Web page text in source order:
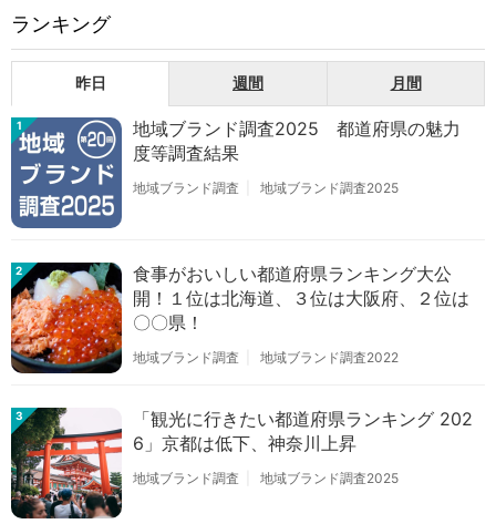
ランキング
昨日 週間 月間
1
地域ブランド調査2025 都道府県の魅力
度等調査結果
地域ブランド調査 地域ブランド調査2025
2
食事がおいしい都道府県ランキング大公
開！１位は北海道、３位は大阪府、２位は
〇〇県！
地域ブランド調査 地域ブランド調査2022
3
「観光に行きたい都道府県ランキング 202
6」京都は低下、神奈川上昇
地域ブランド調査 地域ブランド調査2025